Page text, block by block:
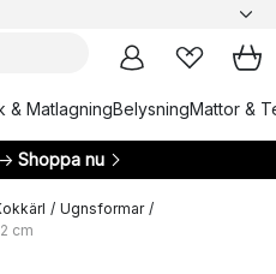
& MatlagningBelysningMattor &
Shoppa nu
/ Ugnsformar /
cm